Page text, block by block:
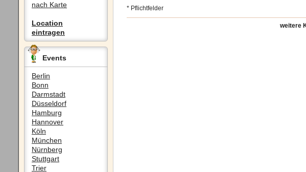
nach Karte
Location
eintragen
Events
Berlin
Bonn
Darmstadt
Düsseldorf
Hamburg
Hannover
Köln
München
Nürnberg
Stuttgart
Trier
* Pflichtfelder
weitere